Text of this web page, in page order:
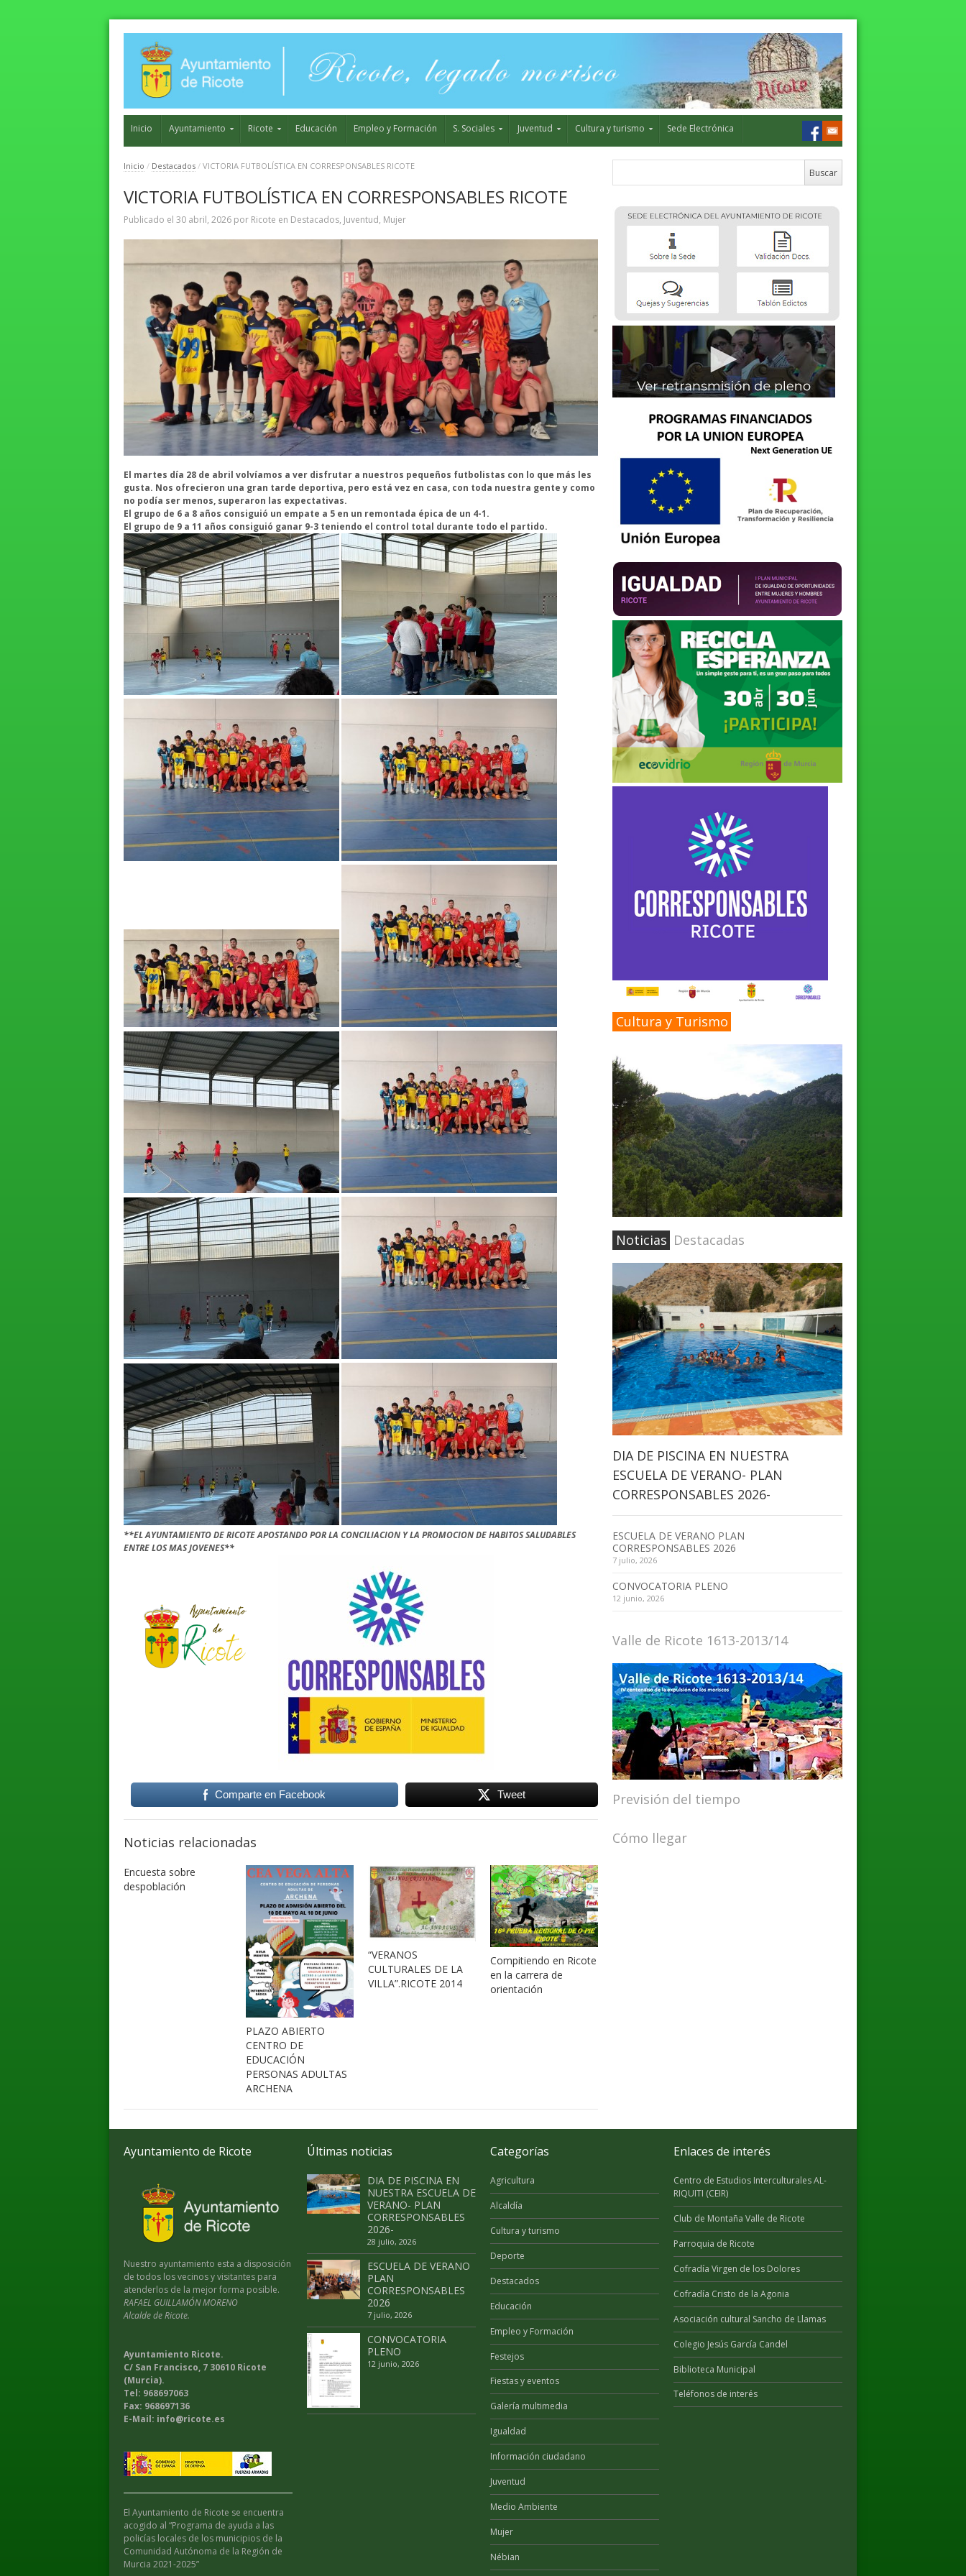
Inicio Ayuntamiento Ricote Educación Empleo y Formación S. Sociales Juventud Cultura y turismo Sede Electrónica
Inicio / Destacados / VICTORIA FUTBOLÍSTICA EN CORRESPONSABLES RICOTE
VICTORIA FUTBOLÍSTICA EN CORRESPONSABLES RICOTE
Publicado el 30 abril, 2026 por Ricote en Destacados, Juventud, Mujer
El martes día 28 de abril volvíamos a ver disfrutar a nuestros pequeños futbolistas con lo que más les
gusta. Nos ofrecieron una gran tarde deportiva, pero está vez en casa, con toda nuestra gente y como
no podía ser menos, superaron las expectativas.
El grupo de 6 a 8 años consiguió un empate a 5 en un remontada épica de un 4-1.
El grupo de 9 a 11 años consiguió ganar 9-3 teniendo el control total durante todo el partido.
**EL AYUNTAMIENTO DE RICOTE APOSTANDO POR LA CONCILIACION Y LA PROMOCION DE HABITOS SALUDABLES
ENTRE LOS MAS JOVENES**
Comparte en Facebook Tweet
Noticias relacionadas
Encuesta sobre
despoblación
PLAZO ABIERTO
CENTRO DE
EDUCACIÓN
PERSONAS ADULTAS
ARCHENA
“VERANOS
CULTURALES DE LA
VILLA”.RICOTE 2014
Compitiendo en Ricote
en la carrera de
orientación
Cultura y Turismo
Noticias Destacadas
DIA DE PISCINA EN NUESTRA
ESCUELA DE VERANO- PLAN
CORRESPONSABLES 2026-
ESCUELA DE VERANO PLAN
CORRESPONSABLES 2026
7 julio, 2026
CONVOCATORIA PLENO
12 junio, 2026
Valle de Ricote 1613-2013/14
Previsión del tiempo
Cómo llegar
Ayuntamiento de Ricote
Nuestro ayuntamiento esta a disposición
de todos los vecinos y visitantes para
atenderlos de la mejor forma posible.
RAFAEL GUILLAMÓN MORENO
Alcalde de Ricote.
Ayuntamiento Ricote.
C/ San Francisco, 7 30610 Ricote
(Murcia).
Tel: 968697063
Fax: 968697136
E-Mail: info@ricote.es
El Ayuntamiento de Ricote se encuentra
acogido al “Programa de ayuda a las
policías locales de los municipios de la
Comunidad Autónoma de la Región de
Murcia 2021-2025”
Últimas noticias
DIA DE PISCINA EN
NUESTRA ESCUELA DE
VERANO- PLAN
CORRESPONSABLES
2026-
28 julio, 2026
ESCUELA DE VERANO
PLAN
CORRESPONSABLES
2026
7 julio, 2026
CONVOCATORIA
PLENO
12 junio, 2026
Categorías
Agricultura
Alcaldía
Cultura y turismo
Deporte
Destacados
Educación
Empleo y Formación
Festejos
Fiestas y eventos
Galería multimedia
Igualdad
Información ciudadano
Juventud
Medio Ambiente
Mujer
Nébian
Enlaces de interés
Centro de Estudios Interculturales AL-
RIQUITI (CEIR)
Club de Montaña Valle de Ricote
Parroquia de Ricote
Cofradía Virgen de los Dolores
Cofradía Cristo de la Agonia
Asociación cultural Sancho de Llamas
Colegio Jesús García Candel
Biblioteca Municipal
Teléfonos de interés